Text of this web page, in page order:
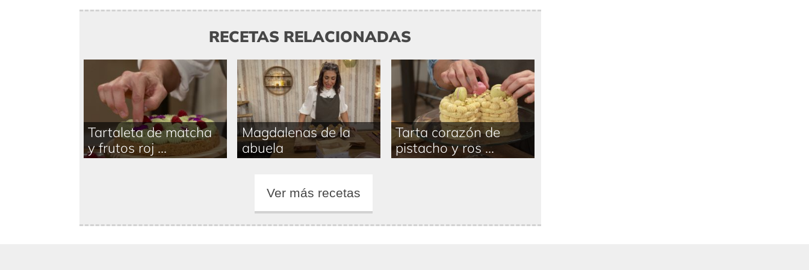
RECETAS RELACIONADAS
Tartaleta de matcha
y frutos roj ...
Magdalenas de la
abuela
Tarta corazón de
pistacho y ros ...
Ver más recetas